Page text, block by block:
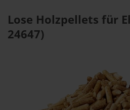
Lose Holzpellets für
24647)